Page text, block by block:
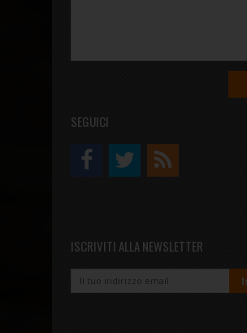
SEGUICI
ISCRIVITI ALLA NEWSLETTER